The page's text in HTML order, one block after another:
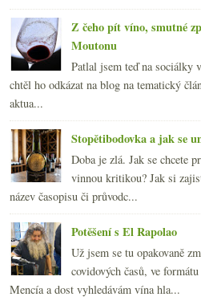
Z čeho pít víno, smutné
Moutonu
Patlal jsem teď na sociálky
chtěl ho odkázat na blog na tematický
aktua...
Stopětibodovka a jak se
Doba je zlá. Jak se chcete
vinnou kritikou? Jak si
název časopisu či průvodc...
Potěšení s El Rapolao
Už jsem se tu opakovaně
covidových časů, ve
Mencía a dost vyhledávám vína hla...